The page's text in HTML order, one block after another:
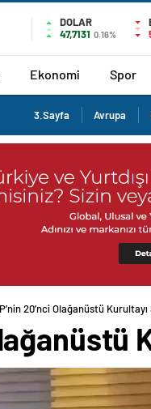
DOLAR
47,7131 0.16%
Ekonomi Spor
3.Sayfa Avrupa
20’nci Olağanüstü Kurultayı